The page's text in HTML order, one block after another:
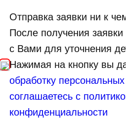
Отправка заявки ни к
После получения
с Вами для уточнения
Нажимая на кнопку вы
обработку
соглашаетесь с
конфиденциальности